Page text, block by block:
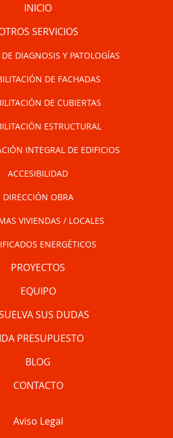
INICIO
SERVICIOS
DIAGNOSIS Y PATOLOGÍAS
DE FACHADAS
DE CUBIERTAS
ESTRUCTURAL
INTEGRAL DE EDIFICIOS
ACCESIBILIDAD
DIRECCIÓN OBRA
VIVIENDAS / LOCALES
ENERGÉTICOS
PROYECTOS
EQUIPO
SUS DUDAS
PRESUPUESTO
BLOG
CONTACTO
Aviso Legal